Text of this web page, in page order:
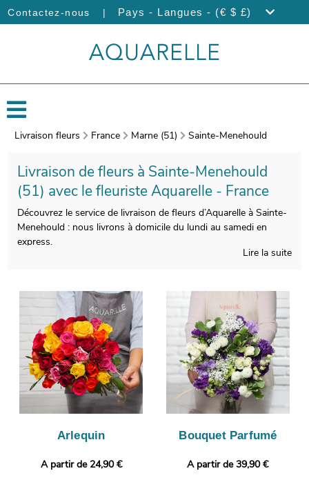
Contactez-nous | Pays - Langues - (€ $ £)
Livraison fleurs France Marne (51) Sainte-Menehould
Livraison de fleurs à Sainte-Menehould
(51) avec le fleuriste Aquarelle - France
Découvrez le service de livraison de fleurs d’Aquarelle à Sainte-
Menehould : nous livrons à domicile du lundi au samedi en
express.
à l’empaquetage de votre bouquet, et une photo de vos
produits commandés sera prise, après avoir utilisé un vase de
transport pour assurer sa protection. Nous vous ferons ensuite
parvenir cette image par e-mail afin que vous puissiez jeter un
œil à votre composition florale. C’est alors que sera organisé
son envoi à Sainte-Menehould. Personnalisez votre cadeau en
ajoutant gratuitement une photo ou un message personnalisé.
Lire la suite
Arlequin
A partir de 24,90 €
Bouquet Parfumé
A partir de 39,90 €